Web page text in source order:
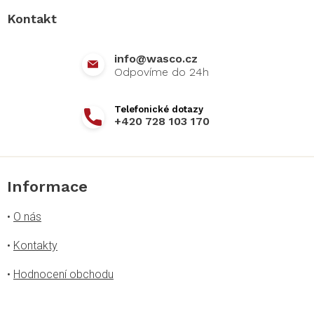
Kontakt
info@wasco.cz
+420 728 103 170
Informace
• O nás
• Kontakty
• Hodnocení obchodu